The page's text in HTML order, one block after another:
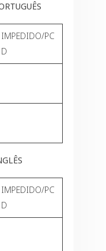
IMPEDIDO/PC
D
IMPEDIDO/PC
D